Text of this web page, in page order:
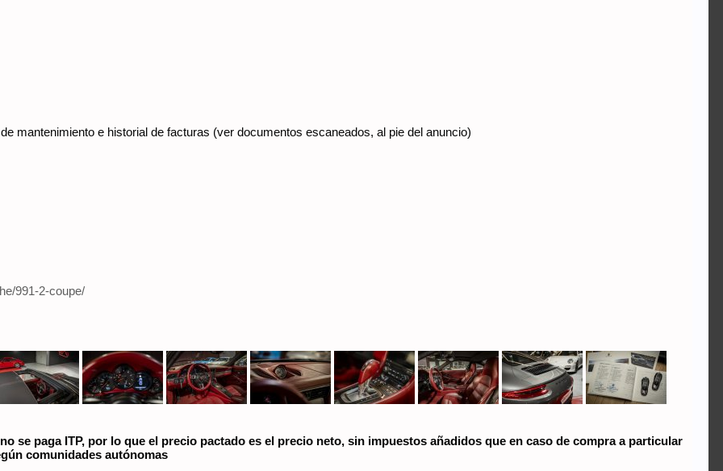
mantenimiento e historial de facturas (ver documentos escaneados, al pie del anuncio)
991-2-coupe/
se paga ITP, por lo que el precio pactado es el precio neto, sin impuestos añadidos que en caso de compra a particular
comunidades autónomas